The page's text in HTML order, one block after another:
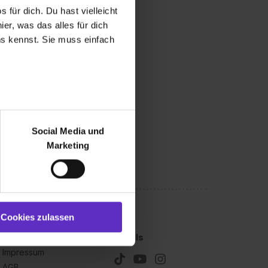
für dich. Du hast vielleicht
was das alles für dich
kennst. Sie muss einfach
bei Benutzung der
zu analysieren
soziale Medien, Werbung
Marketing“). Unsere
bereitgestellt hast oder die
auch damit
und hierfür
du nur bestimmte
Social Media und
Marketing
Cookies zulassen
Impressum
Socials